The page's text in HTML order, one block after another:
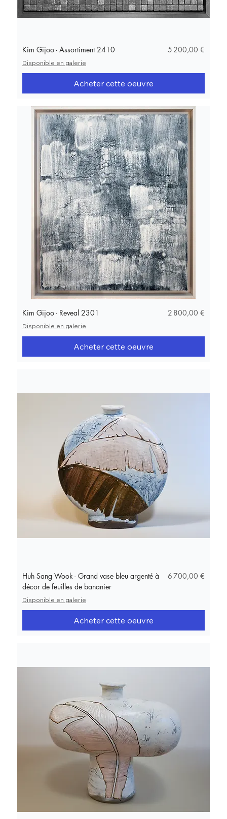
Kim Gijoo - Assortiment 2410 Prix
5 200,00 €
Disponible en galerie
Acheter cette oeuvre
Kim Gijoo - Reveal 2301 Prix
2 800,00 €
Disponible en galerie
Acheter cette oeuvre
Huh Sang Wook - Grand vase bleu argenté à
décor de feuilles de bananier
Prix
6 700,00 €
Disponible en galerie
Acheter cette oeuvre